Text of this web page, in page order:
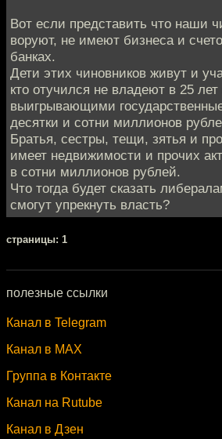
Вот если представить что наши
воруют, не имеют бизнеса и
банках.
Дети этих чиновников живут и
кто отучился не владеют в 25
выигрывающими
десятки и сотни миллионов
Братья, сестры, тещи, зятья и
имеет недвижимости и прочих
в сотни миллионов рублей.
Что тогда будет сказать
смогут упрекнуть власть?
cтраницы: 1
полезные ссылки
Канал в Telegram
Канал в MAX
Группа в Контакте
Канал на Rutube
Канал в Дзен